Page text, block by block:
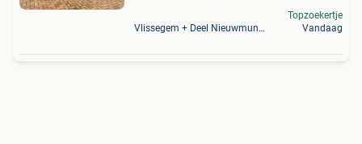
Vlissegem + Deel Nieuwmunster
Topzoekertje
Vandaag